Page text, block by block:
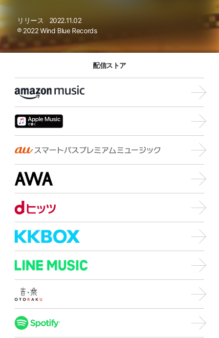
リリース
2022.11.02
℗ 2022 Wind Blue Records
配信ストア